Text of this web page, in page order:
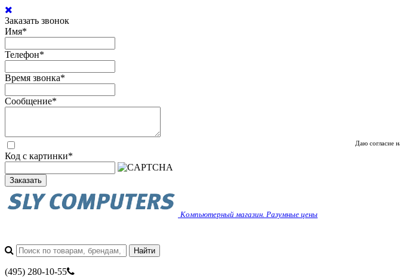
Заказать звонок
Имя*
Телефон*
Время звонка*
Сообщение*
Даю согласие
Код с картинки*
Заказать
Компьютерный магазин. Разумные цены
(495) 280-10-55